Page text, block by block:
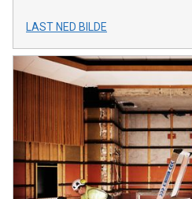
LAST NED BILDE